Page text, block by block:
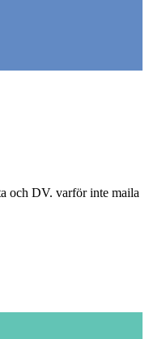
och DV. varför inte maila